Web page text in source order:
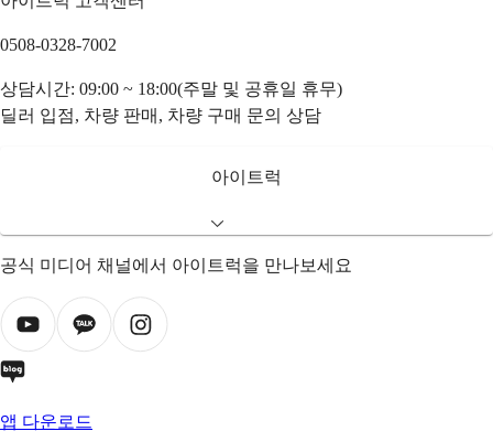
0508-0328-7002
상담시간: 09:00 ~ 18:00(주말 및 공휴일 휴무)
딜러 입점, 차량 판매, 차량 구매 문의 상담
아이트럭
공식 미디어 채널에서 아이트럭을 만나보세요
앱 다운로드